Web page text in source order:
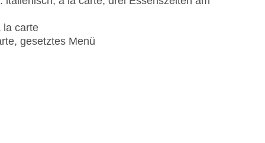
la carte
gesetztes Menü